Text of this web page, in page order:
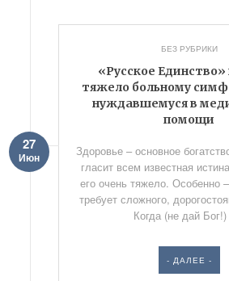
БЕЗ РУБРИКИ
«Русское
тяжело больному
нуждавшемуся в
помощи
27
Июн
Здоровье – основное
гласит всем известная
его очень тяжело. Особенно
требует сложного,
Когда (не дай
- ДАЛЕЕ -